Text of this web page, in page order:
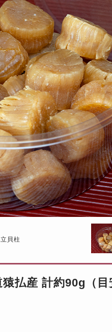
貝柱
払産 計約90g（